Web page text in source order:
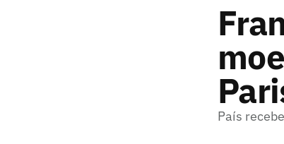
País